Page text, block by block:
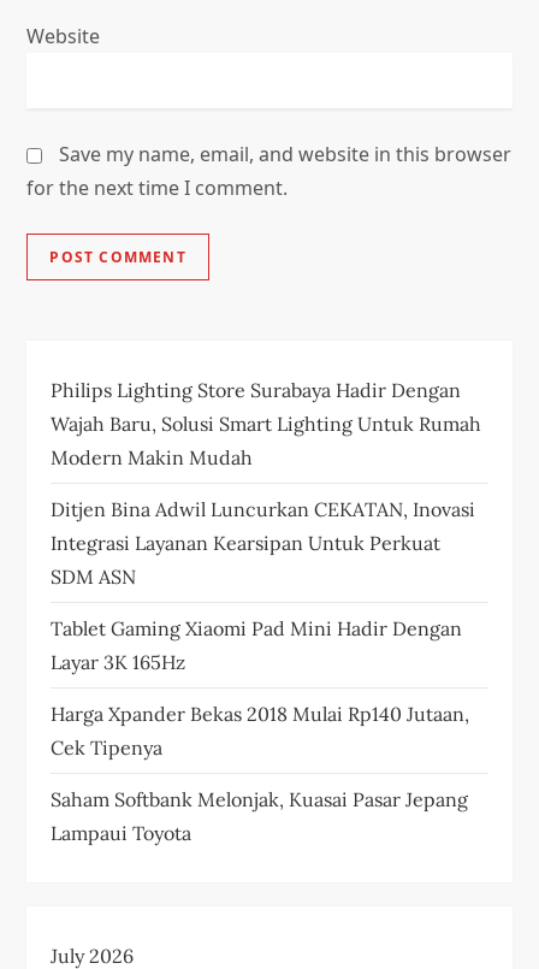
Website
Save my name, email, and website in this browser
for the next time I comment.
Philips Lighting Store Surabaya Hadir Dengan
Wajah Baru, Solusi Smart Lighting Untuk Rumah
Modern Makin Mudah
Ditjen Bina Adwil Luncurkan CEKATAN, Inovasi
Integrasi Layanan Kearsipan Untuk Perkuat
SDM ASN
Tablet Gaming Xiaomi Pad Mini Hadir Dengan
Layar 3K 165Hz
Harga Xpander Bekas 2018 Mulai Rp140 Jutaan,
Cek Tipenya
Saham Softbank Melonjak, Kuasai Pasar Jepang
Lampaui Toyota
July 2026